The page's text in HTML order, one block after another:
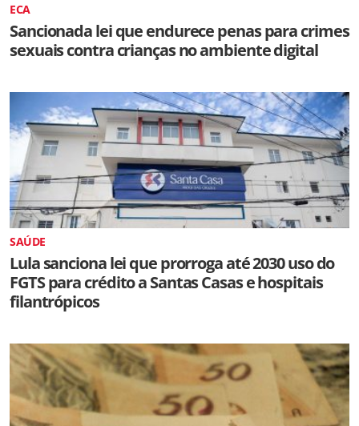
ECA
Sancionada lei que endurece penas para crimes
sexuais contra crianças no ambiente digital
SAÚDE
Lula sanciona lei que prorroga até 2030 uso do
FGTS para crédito a Santas Casas e hospitais
filantrópicos